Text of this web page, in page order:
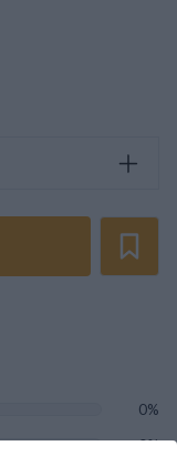
0%
0%